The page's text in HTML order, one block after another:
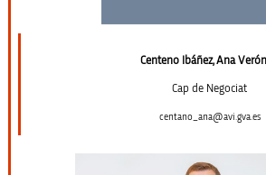
Centeno Ibáñez, Ana
Cap de Negociat
centano_ana@avi.gva.es